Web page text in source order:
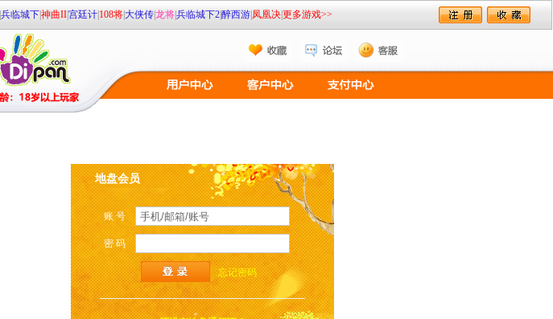
兵临城下|神曲II|宫廷计| 108将|大侠传|龙将|兵临城下2|醉西游| 凤凰决|更多游戏>>
地盘会员
账 号
密 码
忘记密码